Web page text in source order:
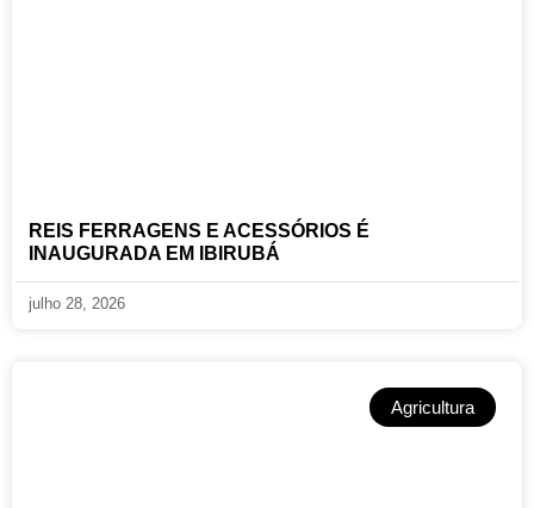
REIS FERRAGENS E ACESSÓRIOS É
INAUGURADA EM IBIRUBÁ
julho 28, 2026
Agricultura